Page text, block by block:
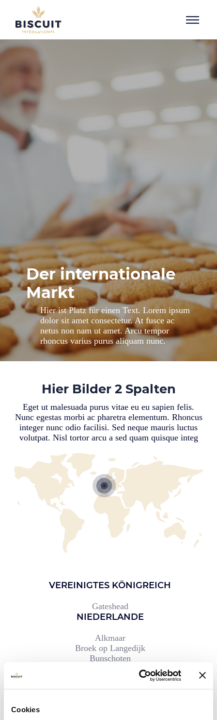
Cookies
Aller au contenu
Der internationale
Markt
Hier ist Platz für einen Text. Lorem ipsum
dolor sit amet consectetur. At fusce ac
netus non nam ut amet. Arcu tempor
rhoncus varius purus aliquam nunc.
Hier Bilder 2 Spalten
Eget ut malesuada purus vitae eu eu sapien felis.
Nunc egestas morbi ac pharetra elementum. Rhoncus
integer nunc odio facilisi. Sed neque mauris luctus
volutpat. Nisl tortor arcu a sed quam quisque integ
VEREINIGTES KÖNIGREICH
Gateshead
NIEDERLANDE
Alkmaar
Broek op Langedijk
Bunschoten
Dokkum